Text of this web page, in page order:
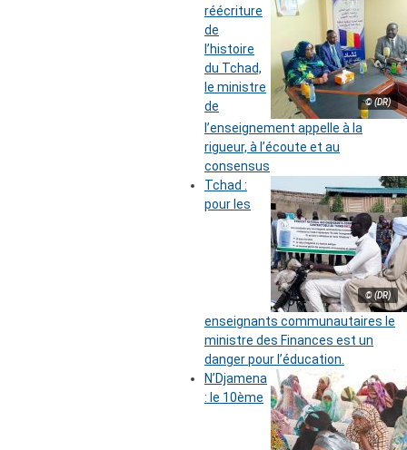
© (DR)
réécriture
de
l’histoire
du Tchad,
le ministre
de
l’enseignement appelle à la
rigueur, à l’écoute et au
consensus
© (DR)
Tchad :
pour les
enseignants communautaires le
ministre des Finances est un
danger pour l’éducation.
N’Djamena
: le 10ème